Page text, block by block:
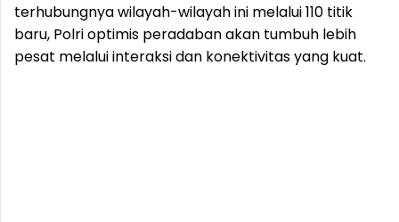
terhubungnya wilayah-wilayah ini melalui 110 titik
baru, Polri optimis peradaban akan tumbuh lebih
pesat melalui interaksi dan konektivitas yang kuat.